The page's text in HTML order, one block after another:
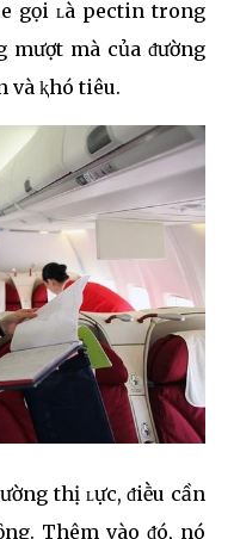
gọi ʟà pectin trong
mượt mà của ᵭường
và ⱪhó tiêu.
thị ʟực, ᵭiḕu cần
Thêm vào ᵭó, nó